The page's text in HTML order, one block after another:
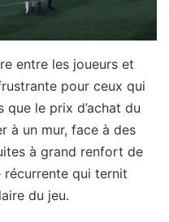
entre les joueurs et
pour ceux qui
le prix d’achat du
à un mur, face à des
à grand renfort de
qui ternit
du jeu.